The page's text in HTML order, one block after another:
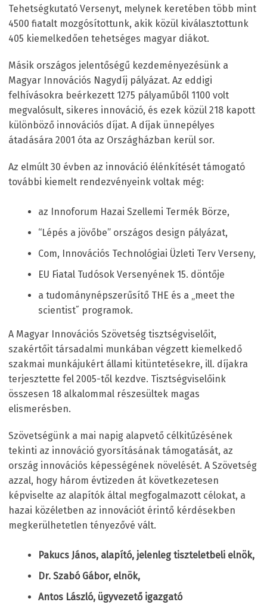
Tehetségkutató Versenyt, melynek keretében több mint
4500 fiatalt mozgósítottunk, akik közül kiválasztottunk
405 kiemelkedően tehetséges magyar diákot.
Másik országos jelentőségű kezdeményezésünk a
Magyar Innovációs Nagydíj pályázat. Az eddigi
felhívásokra beérkezett 1275 pályaműből 1100 volt
megvalósult, sikeres innováció, és ezek közül 218 kapott
különböző innovációs díjat. A díjak ünnepélyes
átadására 2001 óta az Országházban kerül sor.
Az elmúlt 30 évben az innováció élénkítését támogató
további kiemelt rendezvényeink voltak még:
az Innoforum Hazai Szellemi Termék Börze,
“Lépés a jövőbe” országos design pályázat,
Com, Innovációs Technológiai Üzleti Terv Verseny,
EU Fiatal Tudósok Versenyének 15. döntője
a tudománynépszerűsítő THE és a „meet the
scientist˝ programok.
A Magyar Innovációs Szövetség tisztségviselőit,
szakértőit társadalmi munkában végzett kiemelkedő
szakmai munkájukért állami kitüntetésekre, ill. díjakra
terjesztette fel 2005-től kezdve. Tisztségviselőink
összesen 18 alkalommal részesültek magas
elismerésben.
Szövetségünk a mai napig alapvető célkitűzésének
tekinti az innováció gyorsításának támogatását, az
ország innovációs képességének növelését. A Szövetség
azzal, hogy három évtizeden át következetesen
képviselte az alapítók által megfogalmazott célokat, a
hazai közéletben az innovációt érintő kérdésekben
megkerülhetetlen tényezővé vált.
Pakucs János, alapító, jelenleg tiszteletbeli elnök,
Dr. Szabó Gábor, elnök,
Antos László, ügyvezető igazgató